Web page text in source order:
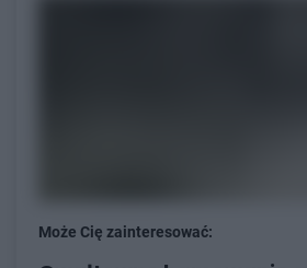
Może Cię zainteresować: